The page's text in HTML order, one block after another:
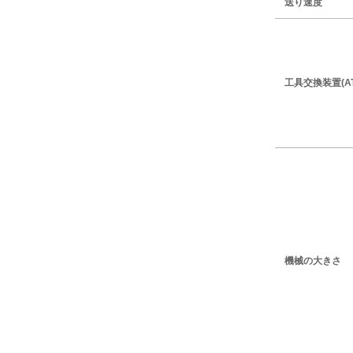
送り速度
工具交換装置
機械の大きさ